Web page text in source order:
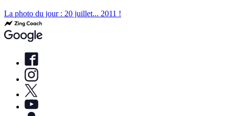
La photo du jour : 20 juillet... 2011 !